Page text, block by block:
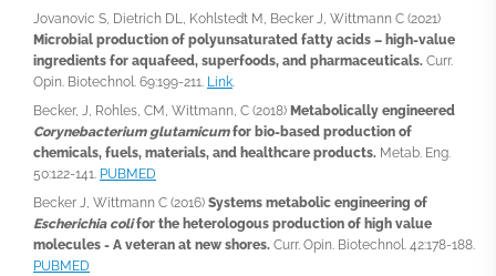
Jovanovic S, Dietrich DL, Kohlstedt M, Becker J, Wittmann C (2021)
Microbial production of polyunsaturated fatty acids – high-value
ingredients for aquafeed, superfoods, and pharmaceuticals. Curr.
Opin. Biotechnol. 69:199-211. Link.
Becker, J, Rohles, CM, Wittmann, C (2018) Metabolically engineered
Corynebacterium glutamicumfor bio-based production of
chemicals, fuels, materials, and healthcare products. Metab. Eng.
50:122-141. PUBMED
Becker J, Wittmann C (2016) Systems metabolic engineering of
Escherichia colifor the heterologous production of high value
molecules - A veteran at new shores. Curr. Opin. Biotechnol. 42:178-188.
PUBMED